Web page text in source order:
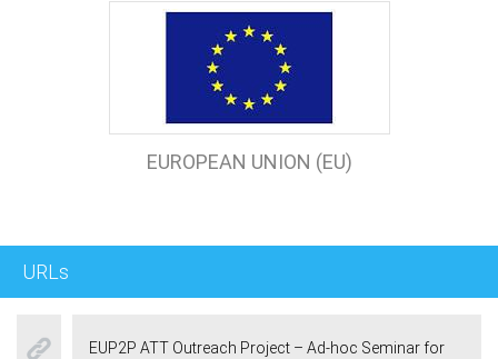
EUROPEAN UNION (EU)
URLs
EUP2P ATT Outreach Project – Ad-hoc Seminar for